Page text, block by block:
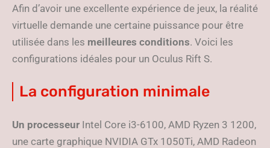
Afin d’avoir une excellente expérience de jeux, la réalité
virtuelle demande une certaine puissance pour être
utilisée dans les meilleures conditions. Voici les
configurations idéales pour un Oculus Rift S.
La configuration minimale
Un processeur Intel Core i3-6100, AMD Ryzen 3 1200,
une carte graphique NVIDIA GTx 1050Ti, AMD Radeon